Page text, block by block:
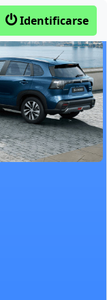
Identificarse